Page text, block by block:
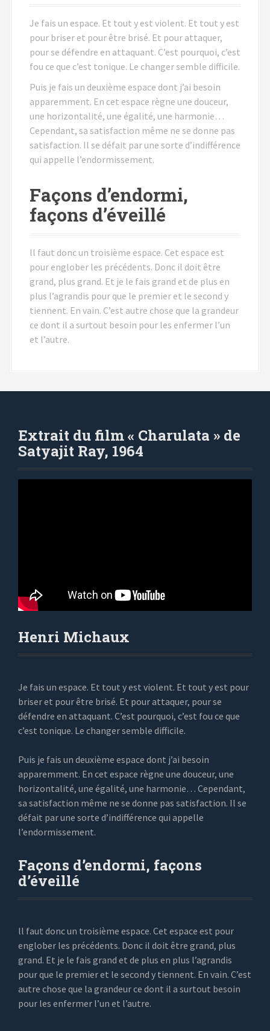
Je fais un espace. Et tout y est violent. Et tout y est
pour briser et pour être brisé. Et pour attaquer,
pour se défendre en attaquant. C’est pourquoi, c’est
fou ce que c’est tonique. Le changer semble difficile.
Puis je fais un deuxième espace dont j’ai besoin
apparemment. En cet espace règne une douceur,
une horizontalité, une égalité, une harmonie…
Cependant, sa satisfaction même ne se donne pas
satisfaction. Il se défait par une sorte d’indifférence
qui appelle l’endormissement.
Façons d’endormi,
façons d’éveillé
ll faut donc un troisième espace. Cet espace est
pour englober les précédents. Donc il doit être
grand, plus grand. Et je le fais grand et de plus en
plus l’agrandis pour que le premier et le second y
tiennent. En vain. C’est autre chose que la grandeur
ce dont il a surtout besoin pour les enfermer l’un
et l’autre.
Extrait du film « Charulata » de
Satyajit Ray, 1964
Henri Michaux
Je fais un espace. Et tout y est violent. Et tout y est pour
briser et pour être brisé. Et pour attaquer, pour se
défendre en attaquant. C’est pourquoi, c’est fou ce que
c’est tonique. Le changer semble difficile.
Puis je fais un deuxième espace dont j’ai besoin
apparemment. En cet espace règne une douceur, une
horizontalité, une égalité, une harmonie… Cependant,
sa satisfaction même ne se donne pas satisfaction. Il se
défait par une sorte d’indifférence qui appelle
l’endormissement.
Façons d’endormi, façons
d’éveillé
ll faut donc un troisième espace. Cet espace est pour
englober les précédents. Donc il doit être grand, plus
grand. Et je le fais grand et de plus en plus l’agrandis
pour que le premier et le second y tiennent. En vain. C’est
autre chose que la grandeur ce dont il a surtout besoin
pour les enfermer l’un et l’autre.